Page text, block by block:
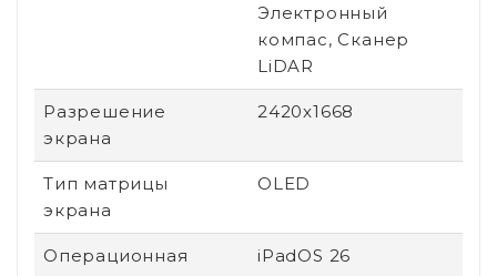
Электронный
компас, Сканер
LiDAR
Разрешение
экрана
2420x1668
Тип матрицы
экрана
OLED
Операционная
iPadOS 26